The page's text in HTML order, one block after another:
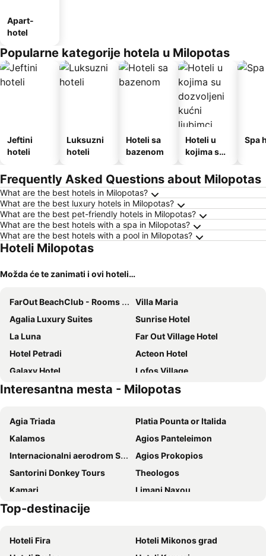
Apart-
hotel
Popularne kategorije hotela u Milopotas
Jeftini
hoteli
Luksuzni
hoteli
Hoteli sa
bazenom
Hoteli u
kojima su
kućni
ljubimci
Spa
Frequently Asked Questions about Milopotas
What are the best hotels in Milopotas?
What are the best luxury hotels in Milopotas?
What are the best pet-friendly hotels in Milopotas?
What are the best hotels with a spa in Milopotas?
What are the best hotels with a pool in Milopotas?
Hoteli Milopotas
Možda će te zanimati i ovi hoteli…
FarOut BeachClub - Rooms & Camping
Villa Maria
Agalia Luxury Suites
Sunrise Hotel
La Luna
Far Out Village Hotel
Hotel Petradi
Acteon Hotel
Galaxy Hotel
Lofos Village
Flisvos Hotel
Relux Ios Hotel
Aphrodite Hotel & Apartments
Armadoros Hotel Ios Backpackers
Pension Irini-Vicky
Mare Monte
Eden Ios Rooms
Elpis Rooms
Skala Sunset Hotel and spa
Markos Village Pension
Nefeli rooms Ios
Ios Palace Hotel & Spa
Dionysos Beach Resort & Villas
Hotel Delfini
Parthenon
Interesantna mesta - Milopotas
Agia Triada
Platia Pounta or Italida
Kalamos
Agios Panteleimon
Internacionalni aerodrom Santorini
Agios Prokopios
Santorini Donkey Tours
Theologos
Kamari
Limani Naxou
Mylopotas Beach
Aghia Theodoti
Trypiti - Manganari Beach
Top-destinacije
Hoteli Fira
Hoteli Mikonos grad